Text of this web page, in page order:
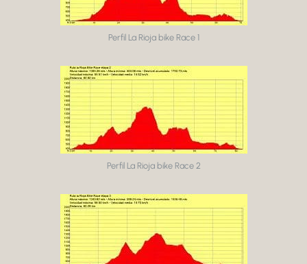
Perfil La Rioja bike Race 1
Perfil La Rioja bike Race 2